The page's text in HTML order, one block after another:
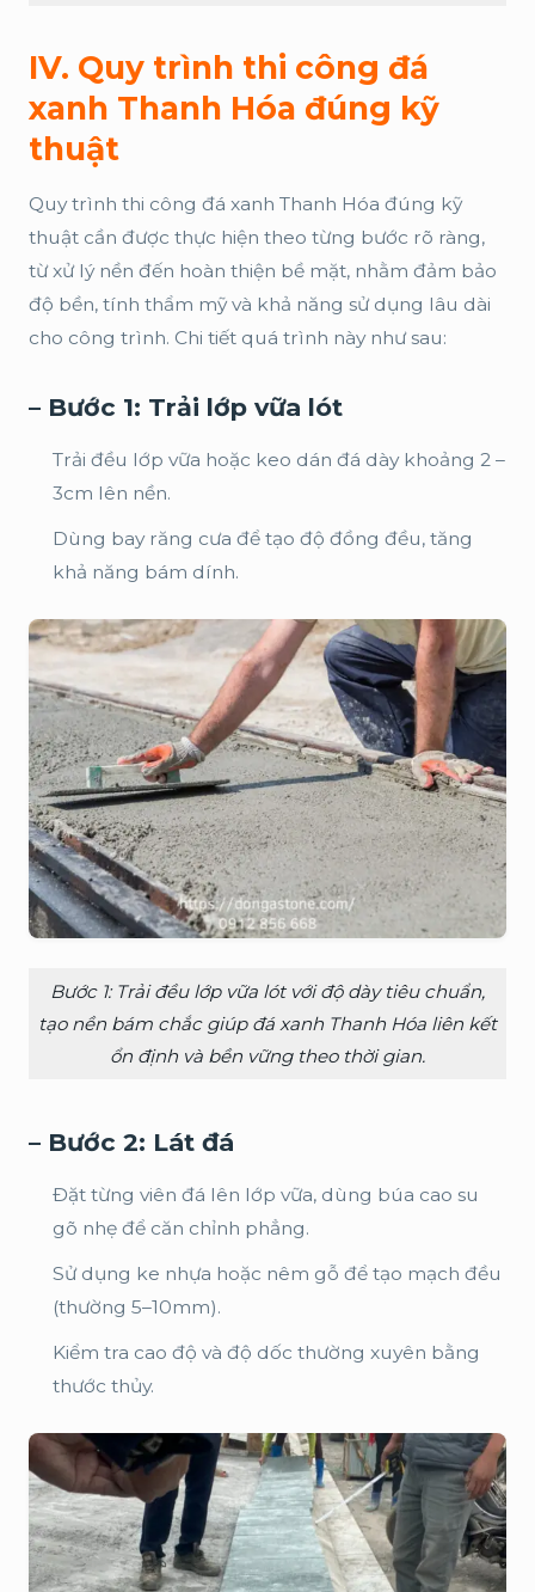
IV. Quy trình thi công đá
xanh Thanh Hóa đúng kỹ
thuật
Quy trình thi công đá xanh Thanh Hóa đúng kỹ
thuật cần được thực hiện theo từng bước rõ ràng,
từ xử lý nền đến hoàn thiện bề mặt, nhằm đảm bảo
độ bền, tính thẩm mỹ và khả năng sử dụng lâu dài
cho công trình. Chi tiết quá trình này như sau:
– Bước 1: Trải lớp vữa lót
Trải đều lớp vữa hoặc keo dán đá dày khoảng 2 –
3cm lên nền.
Dùng bay răng cưa để tạo độ đồng đều, tăng
khả năng bám dính.
Bước 1: Trải đều lớp vữa lót với độ dày tiêu chuẩn,
tạo nền bám chắc giúp đá xanh Thanh Hóa liên kết
ổn định và bền vững theo thời gian.
– Bước 2: Lát đá
Đặt từng viên đá lên lớp vữa, dùng búa cao su
gõ nhẹ để căn chỉnh phẳng.
Sử dụng ke nhựa hoặc nêm gỗ để tạo mạch đều
(thường 5–10mm).
Kiểm tra cao độ và độ dốc thường xuyên bằng
thước thủy.